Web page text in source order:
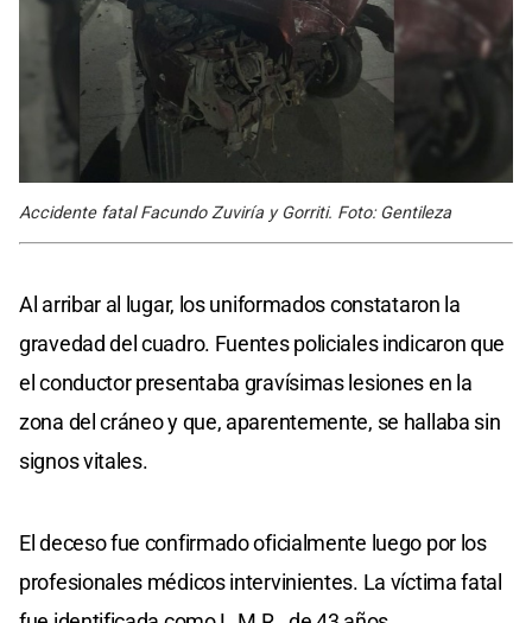
Accidente fatal Facundo Zuviría y Gorriti. Foto: Gentileza
Al arribar al lugar, los uniformados constataron la
gravedad del cuadro. Fuentes policiales indicaron que
el conductor presentaba gravísimas lesiones en la
zona del cráneo y que, aparentemente, se hallaba sin
signos vitales.
El deceso fue confirmado oficialmente luego por los
profesionales médicos intervinientes. La víctima fatal